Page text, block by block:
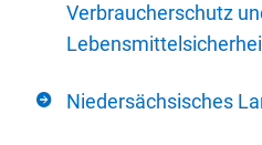
Verbraucherschutz
Niedersächsisches